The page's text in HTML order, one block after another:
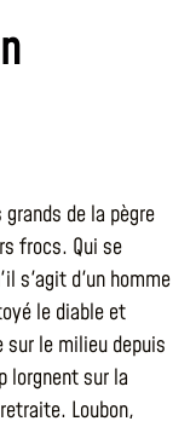
de la pègre
frocs. Qui se
s'agit d'un homme
le diable et
sur le milieu depuis
lorgnent sur la
Loubon,